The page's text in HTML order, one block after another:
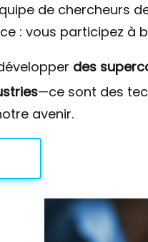
de chercheurs
: vous participez à
des
—ce sont des
avenir.